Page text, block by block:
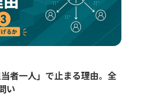
者一人」で止まる理由。全
い